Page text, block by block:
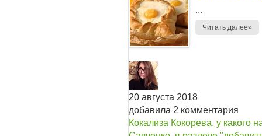
...
Читать далее»
20 августа 2018
добавила 2 комментария
Кокализа Кокорева, у какого